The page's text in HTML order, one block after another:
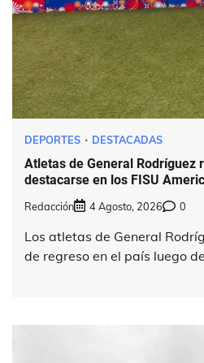
DEPORTES DESTACADAS
Atletas de General Rodríguez
destacarse en los FISU
Redacción 4 Agosto, 2026 0
Los atletas de General
de regreso en el país luego